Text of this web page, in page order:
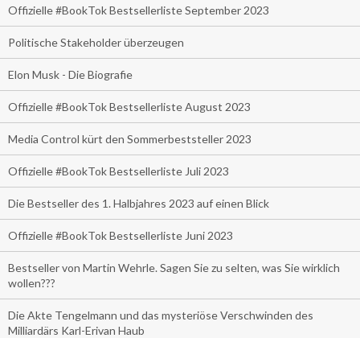
Offizielle #BookTok Bestsellerliste September 2023
Politische Stakeholder überzeugen
Elon Musk - Die Biografie
Offizielle #BookTok Bestsellerliste August 2023
Media Control kürt den Sommerbeststeller 2023
Offizielle #BookTok Bestsellerliste Juli 2023
Die Bestseller des 1. Halbjahres 2023 auf einen Blick
Offizielle #BookTok Bestsellerliste Juni 2023
Bestseller von Martin Wehrle. Sagen Sie zu selten, was Sie wirklich
wollen???
Die Akte Tengelmann und das mysteriöse Verschwinden des
Milliardärs Karl-Erivan Haub